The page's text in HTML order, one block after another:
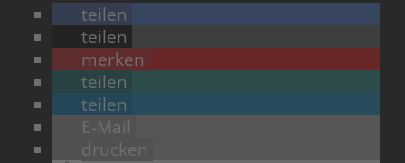
teilen
teilen
merken
teilen
teilen
E-Mail
drucken